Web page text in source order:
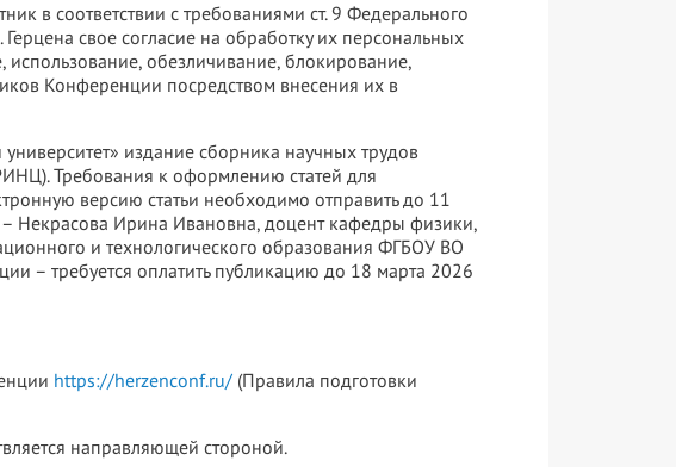
в соответствии с требованиями ст. 9 Федерального
свое согласие на обработку их персональных
обезличивание, блокирование,
Конференции посредством внесения их в
издание сборника научных трудов
Требования к оформлению статей для
версию статьи необходимо отправить до 11
Некрасова Ирина Ивановна, доцент кафедры физики,
и технологического образования ФГБОУ ВО
– требуется оплатить публикацию до 18 марта 2026
https://herzenconf.ru/ (Правила подготовки
направляющей стороной.